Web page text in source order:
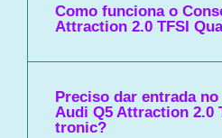
Como funciona o
Attraction 2.0 TFSI
Preciso dar entrada
Audi Q5 Attraction 2.0
tronic?